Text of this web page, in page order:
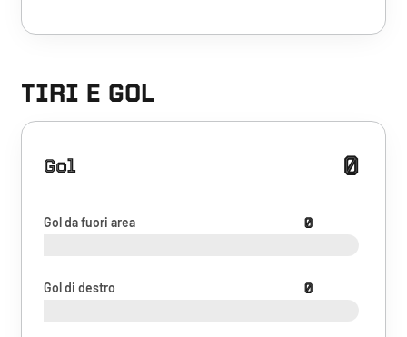
TIRI E GOL
Gol 0
Gol da fuori area 0
Gol di destro 0